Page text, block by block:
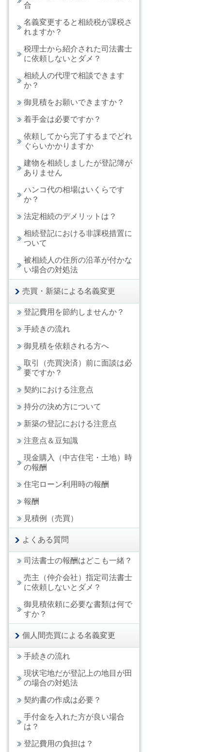
合
名義変更すると相続税が課税さ
れますか？
税理士から紹介された司法書士
に依頼しないとダメ？
相続人の代理で相談できます
か？
御見積をお願いできますか？
着手金は必要ですか？
依頼してから完了するまでどれ
ぐらいかかりますか
建物を相続しましたが登記簿が
ありません
ハンコ代の相場はいくらです
か？
法定相続のデメリットは？
相続登記における非課税措置に
ついて
被相続人の住所の沿革が付かな
い場合の対処法
売買・新築による名義変更
登記費用を節約しませんか？
手続きの流れ
御見積を依頼される方へ
取引（売買決済）前に面談は必
要ですか？
契約における注意点
持分の決め方について
新築の登記における注意点
注意点＆豆知識
現金購入（中古住宅・土地）時
の報酬
住宅ローン利用時の報酬
報酬
見積例（売買）
よくある質問
司法書士の報酬はどこも一緒？
売主（仲介会社）指定司法書士
に依頼しないとダメ？
御見積依頼に必要な書類は何で
すか？
個人間売買による名義変更
手続きの流れ
現状宅地だが登記上の地目が田
の場合の対処法
契約書の作成は必要？
手付金を入れた方が良い場合
は？
登記費用の負担は？